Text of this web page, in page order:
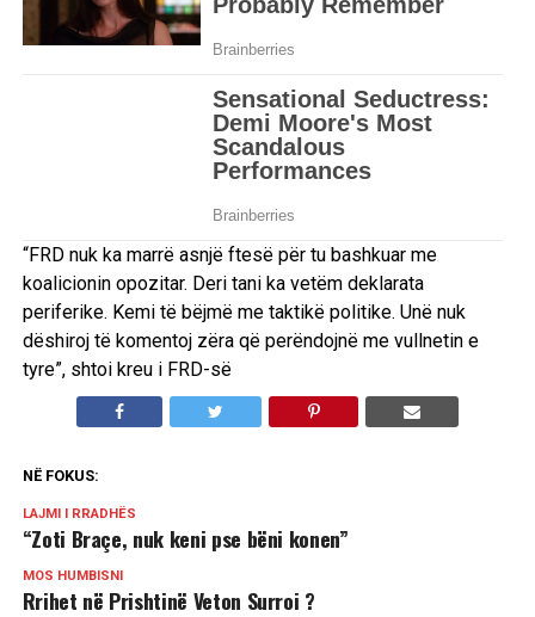
“FRD nuk ka marrë asnjë ftesë për tu bashkuar me
koalicionin opozitar. Deri tani ka vetëm deklarata
periferike. Kemi të bëjmë me taktikë politike. Unë nuk
dëshiroj të komentoj zëra që perëndojnë me vullnetin e
tyre”, shtoi kreu i FRD-së
NË FOKUS:
LAJMI I RRADHËS
“Zoti Braçe, nuk keni pse bëni konen”
MOS HUMBISNI
Rrihet në Prishtinë Veton Surroi ?